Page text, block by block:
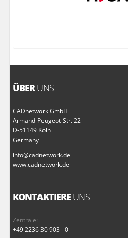
ÜBERUNS
CADnetwork GmbH
Armand-Peugeot-Str. 22
D-51149 Köln
Germany
info@cadnetwork.de
www.cadnetwork.de
KONTAKTIERE UNS
Zentrale:
+49 2236 30 903 - 0